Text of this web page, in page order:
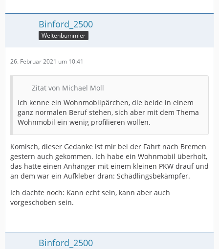
Binford_2500
Weltenbummler
26. Februar 2021 um 10:41
Zitat von Michael Moll
Ich kenne ein Wohnmobilpärchen, die beide in einem
ganz normalen Beruf stehen, sich aber mit dem Thema
Wohnmobil ein wenig profilieren wollen.
Komisch, dieser Gedanke ist mir bei der Fahrt nach Bremen
gestern auch gekommen. Ich habe ein Wohnmobil überholt,
das hatte einen Anhänger mit einem kleinen PKW drauf und
an dem war ein Aufkleber dran: Schädlingsbekämpfer.
Ich dachte noch: Kann echt sein, kann aber auch
vorgeschoben sein.
Binford_2500